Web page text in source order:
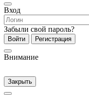
Вход
Забыли свой пароль?
Войти Регистрация
Внимание
Закрыть